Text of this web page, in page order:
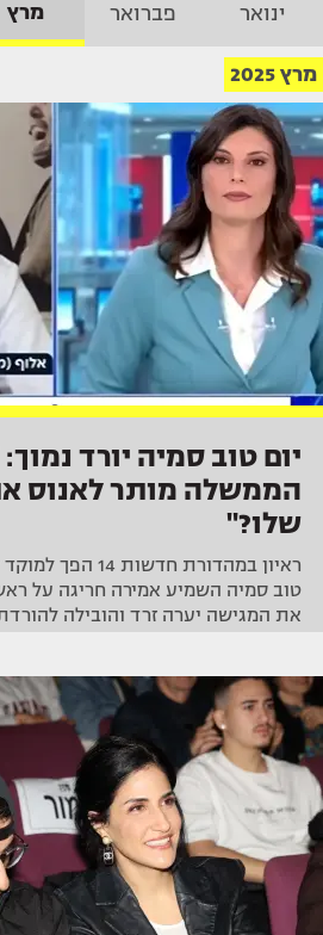
ינואר פברואר מרץ
מרץ 2025
יום טוב סמיה יורד
הממשלה מותר לאנוס
שלו?"
ראיון במהדורת
טוב סמיה השמיע אמירה חריגה על
את המגישה יערה זרד והובילה